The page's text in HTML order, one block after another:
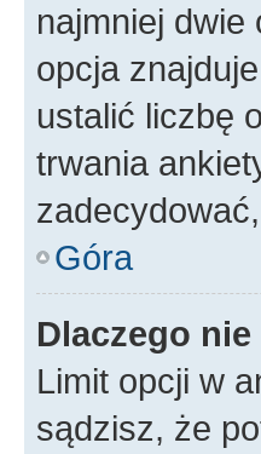
najmniej dwie
opcja
ustalić liczbę
trwania
Góra
Dlaczego
Limit opcji w
sądzisz, że